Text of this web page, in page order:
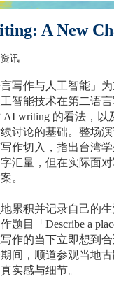
A New
讯
写作与人工智能」
智能技术在第二语
AI writing 的看法，以
讨论的基础。整场演
作切入，指出台湾
汇量，但在实际面
。
累积并记录自己的
题目「 Describe a
作的当下立即想到
间，顺道参观当地
实感与细节。